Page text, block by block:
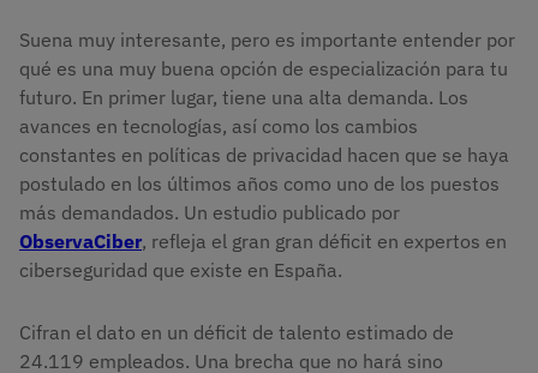
Suena muy interesante, pero es importante entender por
qué es una muy buena opción de especialización para tu
futuro. En primer lugar, tiene una alta demanda. Los
avances en tecnologías, así como los cambios
constantes en políticas de privacidad hacen que se haya
postulado en los últimos años como uno de los puestos
más demandados. Un estudio publicado por
ObservaCiber, refleja el gran gran déficit en expertos en
ciberseguridad que existe en España.
Cifran el dato en un déficit de talento estimado de
24.119 empleados. Una brecha que no hará sino